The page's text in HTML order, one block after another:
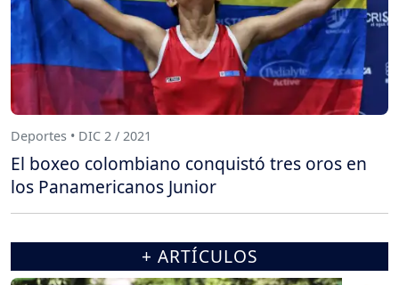
Deportes • DIC 2 / 2021
El boxeo colombiano conquistó tres oros en
los Panamericanos Junior
+ ARTÍCULOS